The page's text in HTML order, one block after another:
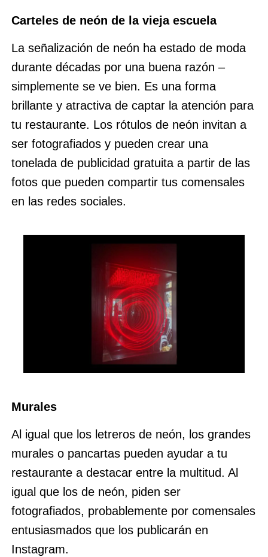
Carteles de neón de la vieja escuela
La señalización de neón ha estado de moda
durante décadas por una buena razón –
simplemente se ve bien. Es una forma
brillante y atractiva de captar la atención para
tu restaurante. Los rótulos de neón invitan a
ser fotografiados y pueden crear una
tonelada de publicidad gratuita a partir de las
fotos que pueden compartir tus comensales
en las redes sociales.
Murales
Al igual que los letreros de neón, los grandes
murales o pancartas pueden ayudar a tu
restaurante a destacar entre la multitud. Al
igual que los de neón, piden ser
fotografiados, probablemente por comensales
entusiasmados que los publicarán en
Instagram.